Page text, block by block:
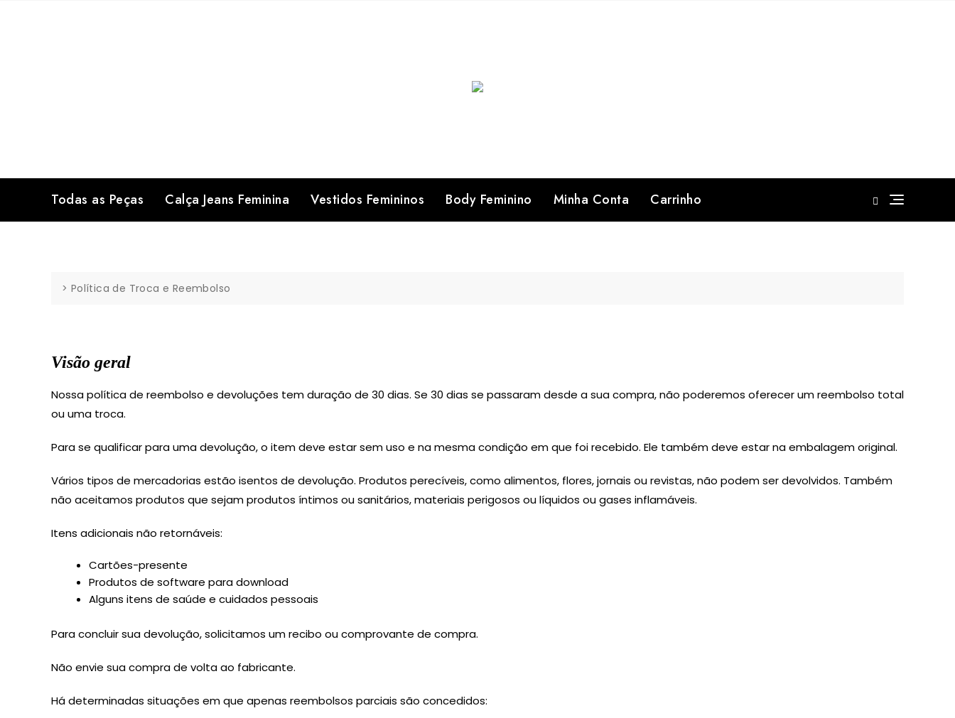
Todas as Peças Calça Jeans Feminina Vestidos Femininos Body Feminino Minha Conta Carrinho
> Política de Troca e Reembolso
Visão geral
Nossa política de reembolso e devoluções tem duração de 30 dias. Se 30 dias se passaram desde a sua compra, não poderemos oferecer um reembolso total
ou uma troca.
Para se qualificar para uma devolução, o item deve estar sem uso e na mesma condição em que foi recebido. Ele também deve estar na embalagem original.
Vários tipos de mercadorias estão isentos de devolução. Produtos perecíveis, como alimentos, flores, jornais ou revistas, não podem ser devolvidos. Também
não aceitamos produtos que sejam produtos íntimos ou sanitários, materiais perigosos ou líquidos ou gases inflamáveis.
Itens adicionais não retornáveis:
Cartões-presente
Produtos de software para download
Alguns itens de saúde e cuidados pessoais
Para concluir sua devolução, solicitamos um recibo ou comprovante de compra.
Não envie sua compra de volta ao fabricante.
Há determinadas situações em que apenas reembolsos parciais são concedidos: